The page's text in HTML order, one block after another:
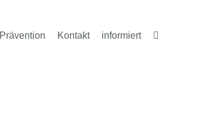
Prävention Kontakt informiert